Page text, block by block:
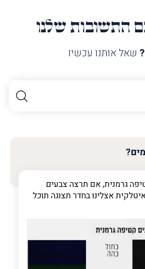
התשובות שלנו
שאל אותנו עכשיו
גרמנית, אם תרצה צבעים
אצלינו בחדר תצוגה תוכל